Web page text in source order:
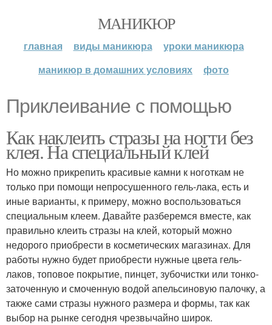
МАНИКЮР
главная виды маникюра
уроки маникюра
маникюр в домашних условиях
фото
Приклеивание с помощью
Как наклеить стразы на ногти без
клея. На специальный клей
Но можно прикрепить красивые камни к ноготкам не
только при помощи непросушенного гель-лака, есть и
иные варианты, к примеру, можно воспользоваться
специальным клеем. Давайте разберемся вместе, как
правильно клеить стразы на клей, который можно
недорого приобрести в косметических магазинах. Для
работы нужно будет приобрести нужные цвета гель-
лаков, топовое покрытие, пинцет, зубочистки или тонко-
заточенную и смоченную водой апельсиновую палочку, а
также сами стразы нужного размера и формы, так как
выбор на рынке сегодня чрезвычайно широк.